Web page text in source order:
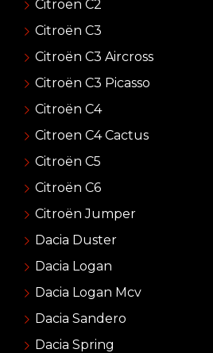
Citroën C2
Citroën C3
Citroën C3 Aircross
Citroën C3 Picasso
Citroën C4
Citroen C4 Cactus
Citroën C5
Citroën C6
Citroën Jumper
Dacia Duster
Dacia Logan
Dacia Logan Mcv
Dacia Sandero
Dacia Spring